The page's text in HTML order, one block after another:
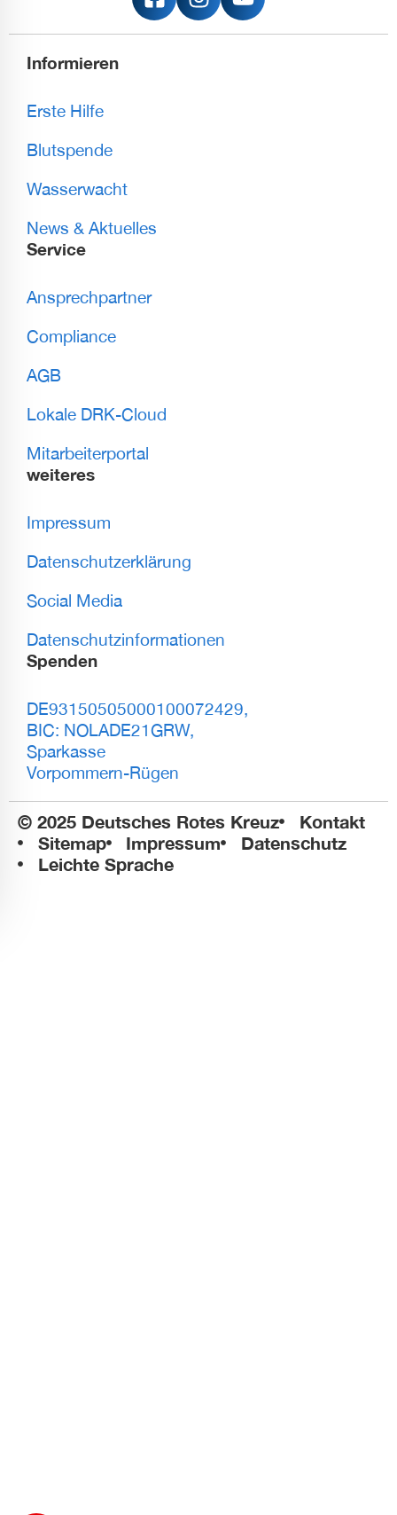
Informieren
Erste Hilfe
Blutspende
Wasserwacht
News & Aktuelles
Service
Ansprechpartner
Compliance
AGB
Lokale DRK-Cloud
Mitarbeiterportal
weiteres
Impressum
Datenschutzerklärung
Social Media
Datenschutzinformationen
Spenden
DE93150505000100072429,
BIC: NOLADE21GRW,
Sparkasse
Vorpommern-Rügen
© 2025 Deutsches Rotes Kreuz
Kontakt
Sitemap
Impressum
Datenschutz
Leichte Sprache